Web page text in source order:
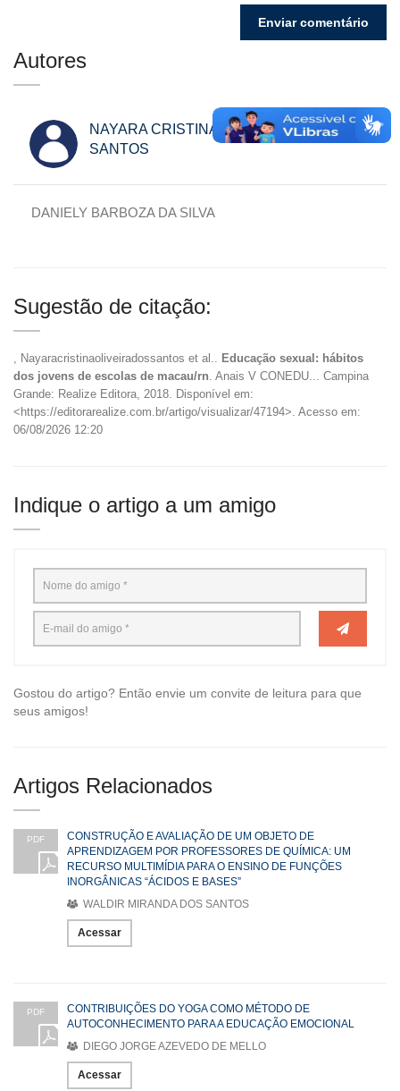
Autores
NAYARA CRISTINA OLIVEIRA DOS
SANTOS
DANIELY BARBOZA DA SILVA
Sugestão de citação:
, Nayaracristinaoliveiradossantos et al.. Educação sexual: hábitos
dos jovens de escolas de macau/rn . Anais V CONEDU... Campina
Grande: Realize Editora, 2018. Disponível em:
<https://editorarealize.com.br/artigo/visualizar/47194>. Acesso em:
06/08/2026 12:20
Indique o artigo a um amigo
Gostou do artigo? Então envie um convite de leitura para que
seus amigos!
Artigos Relacionados
PDF
CONSTRUÇÃO E AVALIAÇÃO DE UM OBJETO DE
APRENDIZAGEM POR PROFESSORES DE QUÍMICA: UM
RECURSO MULTIMÍDIA PARA O ENSINO DE FUNÇÕES
INORGÂNICAS “ÁCIDOS E BASES”
WALDIR MIRANDA DOS SANTOS
Acessar
PDF
CONTRIBUIÇÕES DO YOGA COMO MÉTODO DE
AUTOCONHECIMENTO PARA A EDUCAÇÃO EMOCIONAL
DIEGO JORGE AZEVEDO DE MELLO
Acessar